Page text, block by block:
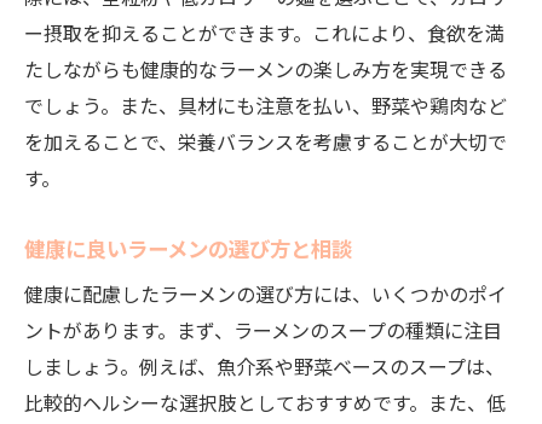
ー摂取を抑えることができます。これにより、食欲を満
たしながらも健康的なラーメンの楽しみ方を実現できる
でしょう。また、具材にも注意を払い、野菜や鶏肉など
を加えることで、栄養バランスを考慮することが大切で
す。
健康に良いラーメンの選び方と相談
健康に配慮したラーメンの選び方には、いくつかのポイ
ントがあります。まず、ラーメンのスープの種類に注目
しましょう。例えば、魚介系や野菜ベースのスープは、
比較的ヘルシーな選択肢としておすすめです。また、低